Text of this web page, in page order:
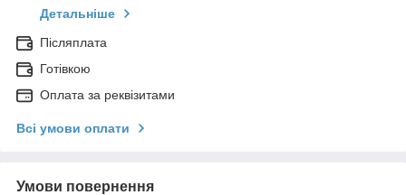
Детальніше
Післяплата
Готівкою
Оплата за реквізитами
Всі умови оплати
Умови повернення